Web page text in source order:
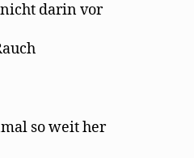
darin vor
so weit her